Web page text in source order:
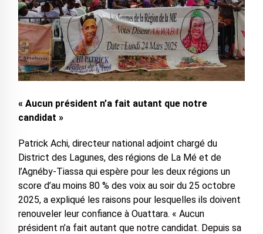
« Aucun président n’a fait autant que notre
candidat »
Patrick Achi, directeur national adjoint chargé du
District des Lagunes, des régions de La Mé et de
l’Agnéby-Tiassa qui espère pour les deux régions un
score d’au moins 80 % des voix au soir du 25 octobre
2025, a expliqué les raisons pour lesquelles ils doivent
renouveler leur confiance à Ouattara. « Aucun
président n’a fait autant que notre candidat. Depuis sa